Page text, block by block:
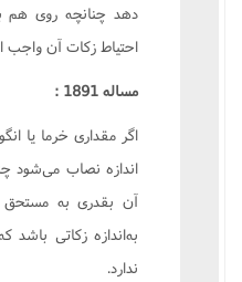
دهد چنانچه روى هم
احتياط زکات آن
مساله 1891 :
اگر مقدارى خرما يا
اندازه نصاب مى‌شود
آن بقدرى به
به‌اندازه زکاتى
ندارد.